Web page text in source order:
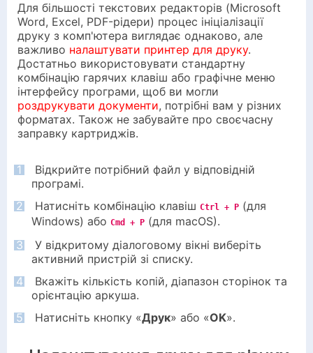
Для більшості текстових редакторів (Microsoft
Word, Excel, PDF-рідери) процес ініціалізації
друку з комп'ютера виглядає однаково, але
важливо налаштувати принтер для друку.
Достатньо використовувати стандартну
комбінацію гарячих клавіш або графічне меню
інтерфейсу програми, щоб ви могли
роздрукувати документи, потрібні вам у різних
форматах. Також не забувайте про своєчасну
заправку картриджів.
1
Відкрийте потрібний файл у відповідній
програмі.
2
Натисніть комбінацію клавіш Ctrl + P (для
Windows) або Cmd + P (для macOS).
3
У відкритому діалоговому вікні виберіть
активний пристрій зі списку.
4
Вкажіть кількість копій, діапазон сторінок та
орієнтацію аркуша.
5
Натисніть кнопку «Друк» або «OK».